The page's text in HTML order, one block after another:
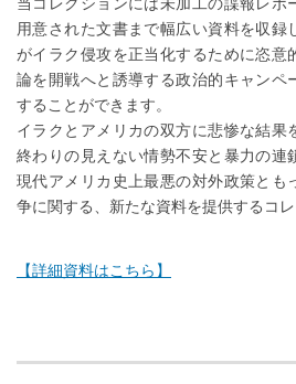
用意された文書まで幅広い資料を収録
がイラク侵攻を正当化するために恣意
論を開戦へと誘導する政治的キャンペ
することができます。
イラクとアメリカの双方に悲惨な結果
終わりの見えない情勢不安と暴力の連
現代アメリカ史上最悪の対外政策とも
争に関する、新たな資料を提供するコレ
【詳細資料はこちら】